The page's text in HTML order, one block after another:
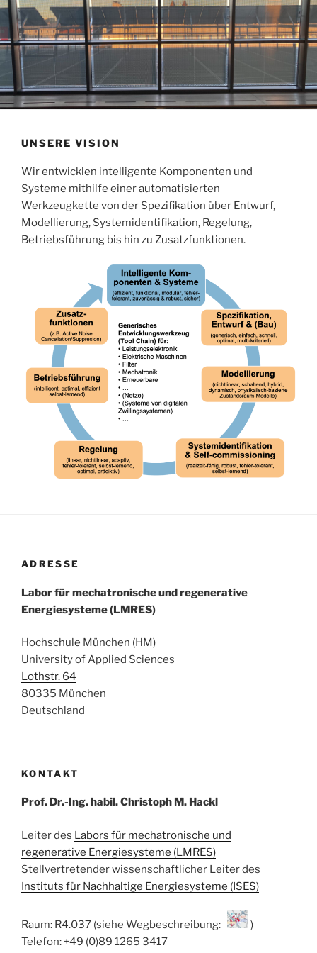
UNSERE VISION
Wir entwicklen intelligente Komponenten und
Systeme mithilfe einer automatisierten
Werkzeugkette von der Spezifikation über Entwurf,
Modellierung, Systemidentifikation, Regelung,
Betriebsführung bis hin zu Zusatzfunktionen.
ADRESSE
Labor für mechatronische und regenerative
Energiesysteme (LMRES)
Hochschule München (HM)
University of Applied Sciences
Lothstr. 64
80335 München
Deutschland
KONTAKT
Prof. Dr.-Ing. habil. Christoph M. Hackl
Leiter des Labors für mechatronische und
regenerative Energiesysteme (LMRES)
Stellvertretender wissenschaftlicher Leiter des
Instituts für Nachhaltige Energiesysteme (ISES)
Raum: R4.037 (siehe Wegbeschreibung:
)
Telefon: +49 (0)89 1265 3417